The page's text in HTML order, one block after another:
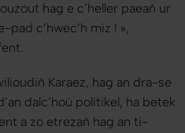
hag e c’heller paeañ ur
pad c’hwec’h miz ! »,
Karaez, hag an dra-se
dalc’hoù politikel, ha betek
a zo etrezañ hag an ti-